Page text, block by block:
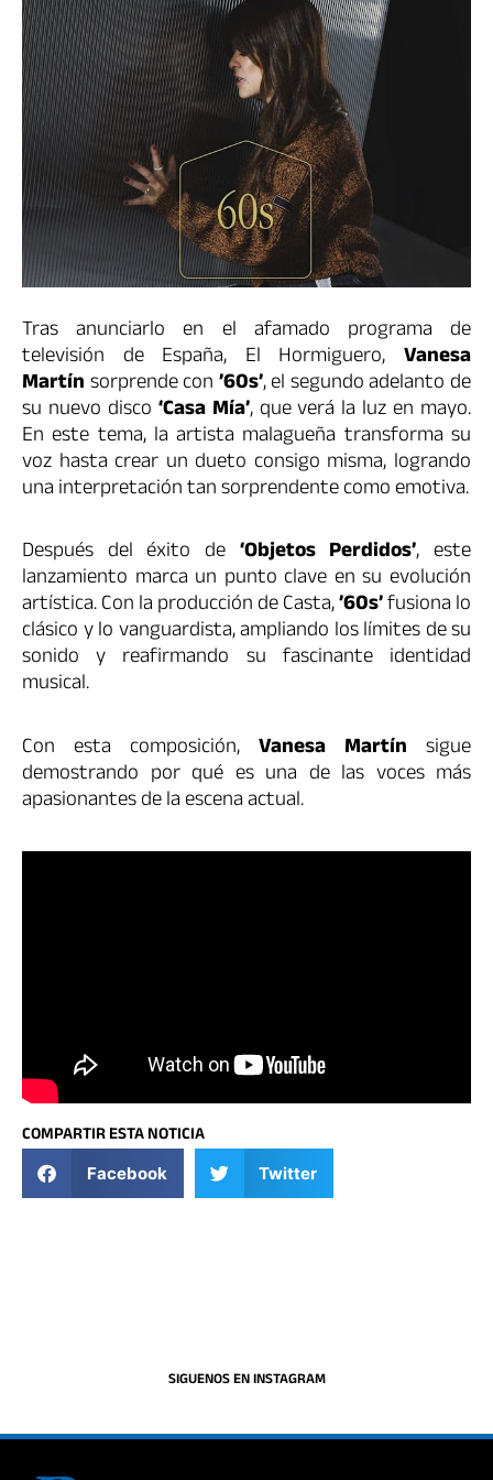
Tras anunciarlo en el afamado programa de
televisión de España, El Hormiguero, Vanesa
Martínsorprende con’60s’, el segundo adelanto de
su nuevo disco ‘Casa Mía’, que verá la luz en mayo.
En este tema, la artista malagueña transforma su
voz hasta crear un dueto consigo misma, logrando
una interpretación tan sorprendente como emotiva.
Después del éxito de ‘Objetos Perdidos’, este
lanzamiento marca un punto clave en su evolución
artística. Con la producción de Casta,’60s’fusiona lo
clásico y lo vanguardista, ampliando los límites de su
sonido y reafirmando su fascinante identidad
musical.
Con esta composición, Vanesa Martín sigue
demostrando por qué es una de las voces más
apasionantes de la escena actual.
COMPARTIR ESTA NOTICIA
Facebook Twitter
SIGUENOS EN INSTAGRAM